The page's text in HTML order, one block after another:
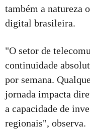
também a natureza
digital brasileira.
"O setor de
continuidade
por semana.
jornada impacta
a capacidade de
regionais", observa.